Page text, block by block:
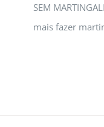
SEM
mais fazer